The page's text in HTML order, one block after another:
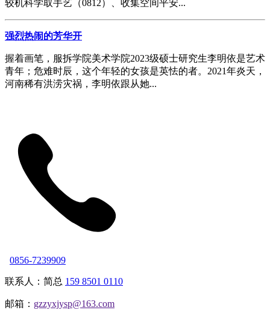
较机科学取手艺（0812）、收集空间平安...
强烈热闹的芳华开
握着画笔，服拆学院美术学院2023级硕士研究生李明依是艺术
青年；危难时辰，这个年轻的女孩是英怯的者。2021年炎天，
河南稀有洪涝灾祸，李明依跟从她...
0856-7239909
联系人：简总 159 8501 0110
邮箱： gzzyxjysp@163.com